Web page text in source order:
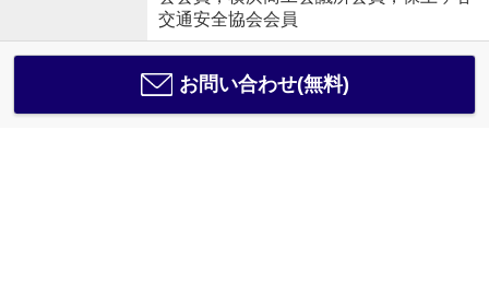
交通安全協会会員
お問い合わせ(無料)